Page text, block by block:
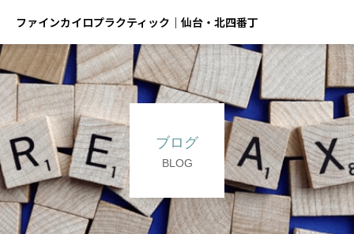
ファインカイロプラクティック｜仙台・北四番丁
ブログ
BLOG